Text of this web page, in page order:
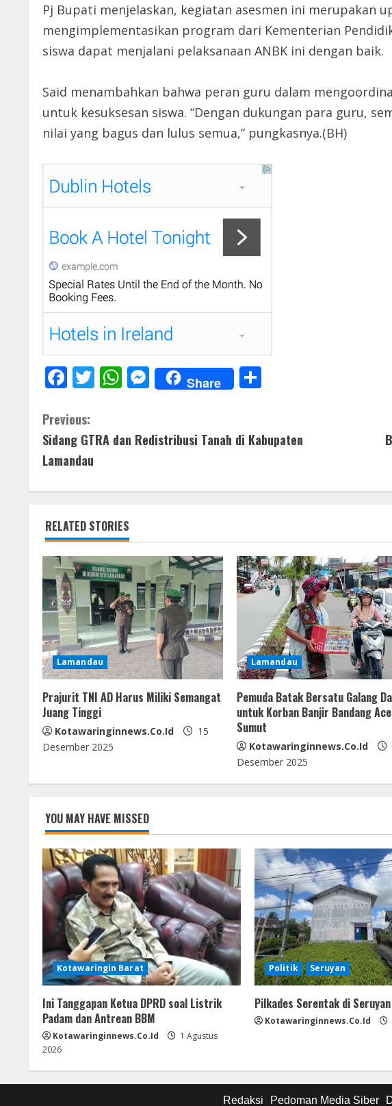
Pj Bupati menjelaskan, kegiatan asesmen ini merupakan
mengimplementasikan program dari Kementerian
siswa dapat menjalani pelaksanaan ANBK ini dengan baik.
Said menambahkan bahwa peran guru dalam
untuk kesuksesan siswa. “Dengan dukungan para guru,
nilai yang bagus dan lulus semua,” pungkasnya.(BH)
F
e
b
o
o
T
er
W
s
p
M
e
e
g
Share
e
C
o
i
n
u
e
R
e
a
d
g
Previous:
Sidang GTRA dan Redistribusi Tanah di Kabupaten
Lamandau
RELATED STORIES
Lamandau
Prajurit TNI AD Harus Miliki Semangat
Juang Tinggi
Kotawaringinnews.co.id
15
Desember 2025
Lamandau
Pemuda Batak Bersatu Galang
untuk Korban Banjir Bandang
Sumut
Kotawaringinnews.co.id
Desember 2025
YOU MAY HAVE MISSED
Kotawaringin Barat
Ini Tanggapan Ketua DPRD soal Listrik
Padam dan Antrean BBM
Kotawaringinnews.co.id
1 Agustus
2026
Politik Seruyan
Pilkades Serentak di
Kotawaringinnews.co.id
Redaksi Pedoman Media Siber